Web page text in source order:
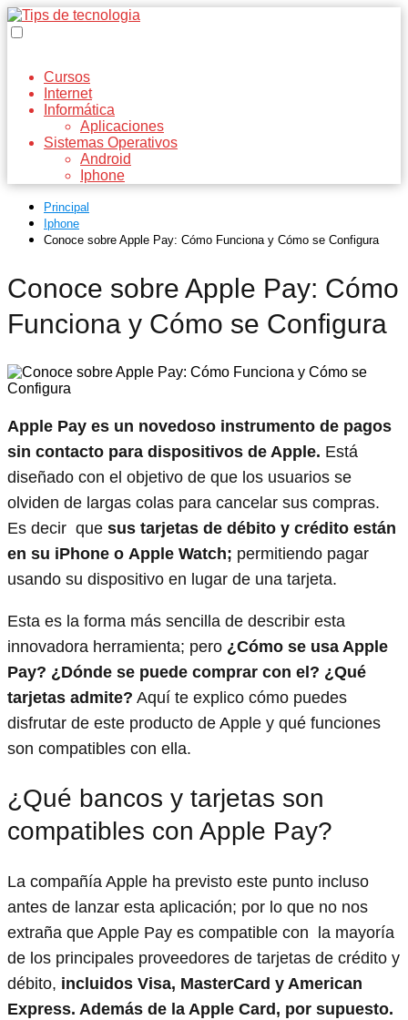
Cursos
Internet
Informática
Aplicaciones
Sistemas Operativos
Android
Iphone
Principal
Iphone
Conoce sobre Apple Pay: Cómo Funciona y Cómo se Configura
Conoce sobre Apple Pay: Cómo
Funciona y Cómo se Configura
Apple Pay es un novedoso instrumento de pagos
sin contacto para dispositivos de Apple. Está
diseñado con el objetivo de que los usuarios se
olviden de largas colas para cancelar sus compras.
Es decir que sus tarjetas de débito y crédito están
en su iPhone o Apple Watch; permitiendo pagar
usando su dispositivo en lugar de una tarjeta.
Esta es la forma más sencilla de describir esta
innovadora herramienta; pero ¿Cómo se usa Apple
Pay? ¿Dónde se puede comprar con el? ¿Qué
tarjetas admite? Aquí te explico cómo puedes
disfrutar de este producto de Apple y qué funciones
son compatibles con ella.
¿Qué bancos y tarjetas son
compatibles con Apple Pay?
La compañía Apple ha previsto este punto incluso
antes de lanzar esta aplicación; por lo que no nos
extraña que Apple Pay es compatible con la mayoría
de los principales proveedores de tarjetas de crédito y
débito, incluidos Visa, MasterCard y American
Express. Además de la Apple Card, por supuesto.